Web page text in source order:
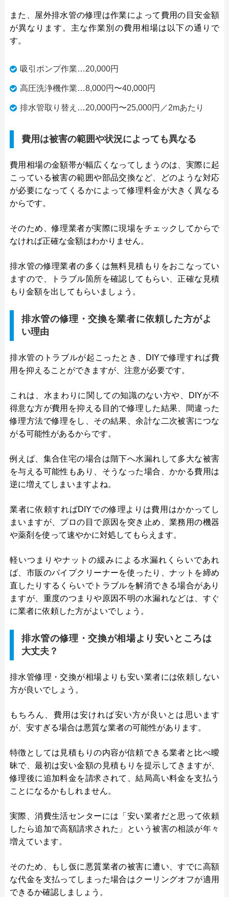
また、屋外排水管の修理は作業によって費用の目安金額
が異なります。主な作業別の費用相場は以下の通りで
す。
吸引ポンプ作業…20,000円
高圧洗浄機作業…8,000円〜40,000円
排水管取り替え…20,000円〜25,000円／2mあたり
費用は被害の範囲や状況によっても異なる
費用相場の金額帯が幅広くなってしまうのは、実際に起
こっている被害の範囲や部品交換など、どのような対応
が必要になってくるかによって修理料金が大きく異なる
からです。
そのため、修理業者が実際に現場をチェックしてからで
なければ正確な金額はわかりません。
排水管の修理業者の多くは無料見積もりをおこなってい
ますので、トラブル箇所を確認してもらい、正確な見積
もり金額を出してもらいましょう。
排水管の修理・交換を業者に依頼した方がよ
い理由
排水管のトラブルが起こったとき、DIYで修理すれば費
用を抑えることができますが、注意が必要です。
これは、水まわりに関しての知識のない方や、DIYが不
得意な方が費用を抑える目的で修理した結果、間違った
修理方法で修理をし、その結果、余計な二次被害につな
がる可能性があるからです。
例えば、集合住宅の場合は階下へ水漏れして多大な被害
を与える可能性もあり、そうなった場合、かかる費用は
逆に増えてしまいますよね。
業者に依頼すればDIYでの修理よりは費用はかかってし
まいますが、プロの目で原因を突き止め、業務用の機器
や薬剤を使って速やかに対処してもらえます。
軽いつまりやナットの緩みによる水漏れくらいであれ
ば、市販のパイプクリーナーを使ったり、ナットを締め
直したりするくらいでトラブルを解消できる場合があり
ますが、重度のつまりや原因不明の水漏れなどは、すぐ
に業者に依頼した方がよいでしょう。
排水管の修理・交換が相場より安いところは
大丈夫？
排水管修理・交換が相場よりも安い業者には依頼しない
方が良いでしょう。
もちろん、費用は安ければ安い方が良いとは思います
が、安すぎる場合は悪質な業者の可能性があります。
特徴としては見積もりの内容が信頼できる業者と比べ曖
昧で、最初は安い金額の見積もりを提示してきますが、
修理後に追加料金を請求されて、結局高い料金を支払う
ことになるかもしれません。
実際、消費生活センターには「安い業者だと思って依頼
したら追加で高額請求された」という被害の相談が年々
増えています。
そのため、もし仮に悪質業者の被害に遭い、すでに高額
な代金を支払ってしまった場合はクーリングオフが適用
できるか確認しましょう。